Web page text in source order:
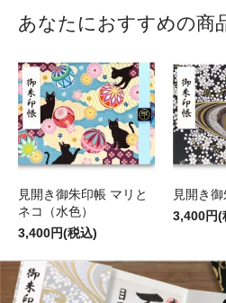
あなたにおすすめの商
見開き御朱印帳 マリと
ネコ（水色）
3,400円(税込)
見開き
3,400円(